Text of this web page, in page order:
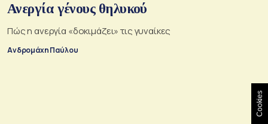
Ανεργία γένους θηλυκού
Πώς η ανεργία «δοκιμάζει» τις γυναίκες
Ανδρομάχη Παύλου
Cookies